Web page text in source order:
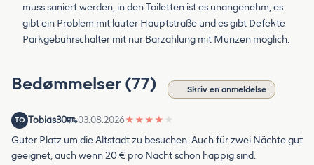
muss saniert werden, in den Toiletten ist es unangenehm, es
gibt ein Problem mit lauter Hauptstraße und es gibt Defekte
Parkgebührschalter mit nur Barzahlung mit Münzen möglich.
Bedømmelser (77) Skriv en anmeldelse
TO Tobias30 03.08.2026★ ★ ★ ★ ★
Guter Platz um die Altstadt zu besuchen. Auch für zwei Nächte gut
geeignet, auch wenn 20 € pro Nacht schon happig sind.